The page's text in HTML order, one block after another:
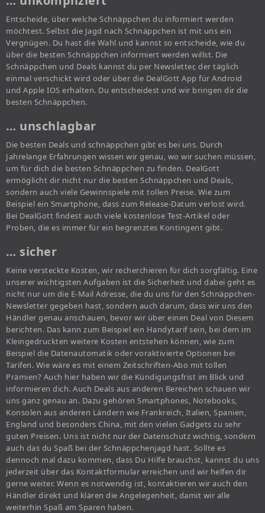
Entscheide, über welche Schnäppchen du informiert werden
möchtest. Selbst die Jagd nach Schnäppchen ist mit uns ein
Vergnügen. Du hast die Wahl und kannst so entscheide, wie du
über die besten Schnäppchen informiert werden willst. Die
Schnäppchen und Deals kannst du per Newsletter, der täglich
einmal verschickt wird oder über die DealGott App für Android
und Apple IOS erhalten. Du entscheidest und wir bringen dir die
besten Schnäppchen.
… unschlagbar
Die besten Deals und schnäppchen gibt es bei uns. Durch
Jahrelange Erfahrungen wissen wir genau, wo wir suchen müssen,
um für dich die besten Schnäppchen zu finden. DealGott
ermöglicht dir nicht nur die besten Schnäppchen und Deals,
sondern auch viele Gewinnspiele mit tollen Preise. Wie zum
Beispiel ein Smartphone, dass zum Release-Datum verlost wird.
Bei DealGott findest auch viele kostenlose Test-Artikel oder
Proben, die es immer für ein begrenztes Kontingent gibt.
… sicher
Keine versteckte Kosten, wir recherchieren für dich sorgfältig. Eine
unserer wichtigsten Aufgaben ist die Sicherheit und dabei geht es
nicht nur um die E-Mail Adresse, die du uns für den Schnäppchen-
Newsletter gegeben hast, sondern auch darum, dass wir uns den
Händler genau anschauen, bevor wir über einen Deal von Diesem
berichten. Das kann zum Beispiel ein Handytarif sein, bei dem im
Kleingedruckten weitere Kosten entstehen können, wie zum
Beispiel die Datenautomatik oder voraktivierte Optionen bei
Tarifen. Wie wäre es mit einem Zeitschriften-Abo mit tollen
Prämien? Auch hier haben wir die Kündigungsfrist im Blick und
informieren dich. Auch Deals aus anderen Bereichen schauen wir
uns ganz genau an. Dazu gehören Smartphones, Notebooks,
Konsolen aus anderen Ländern wie Frankreich, Italien, Spanien,
England und besonders China, mit den vielen Gadgets zu sehr
guten Preisen. Uns ist nicht nur der Datenschutz wichtig, sondern
auch das du Spaß bei der Schnäppchenjagd hast. Sollte es
dennoch mal dazu kommen, dass Du Hilfe brauchst, kannst du uns
jederzeit über das Kontaktformular erreichen und wir helfen dir
gerne weiter. Wenn es notwendig ist, kontaktieren wir auch den
Händler direkt und klären die Angelegenheit, damit wir alle
weiterhin Spaß am Sparen haben.